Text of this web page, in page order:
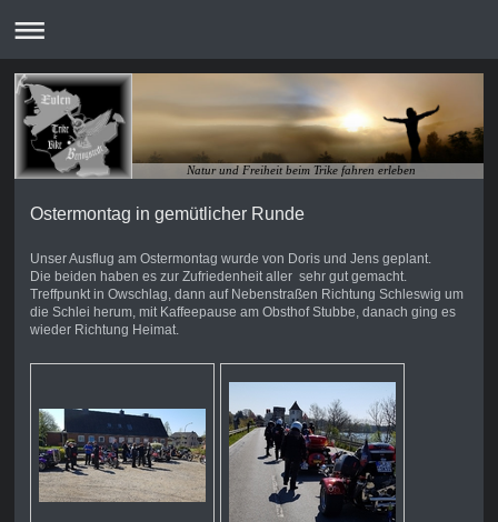
Natur und Freiheit beim Trike fahren erleben
Ostermontag in gemütlicher Runde
Unser Ausflug am Ostermontag wurde von Doris und Jens geplant.
Die beiden haben es zur Zufriedenheit aller sehr gut gemacht.
Treffpunkt in Owschlag, dann auf Nebenstraßen Richtung Schleswig um
die Schlei herum, mit Kaffeepause am Obsthof Stubbe, danach ging es
wieder Richtung Heimat.